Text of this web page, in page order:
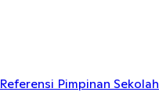
Referensi Pimpinan Sekolah